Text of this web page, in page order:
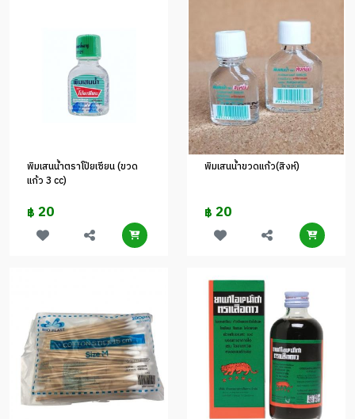
พิมเสนน้ำตราโป๊ยเซียน (ขวด
แก้ว 3 cc)
฿ 20
พิมเสนน้ำขวดแก้ว(สิงห์)
฿ 20